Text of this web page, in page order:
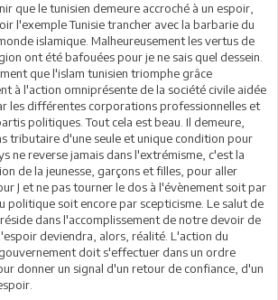
que le tunisien demeure accroché à un espoir,
l'exemple Tunisie trancher avec la barbarie du
islamique. Malheureusement les vertus de
ont été bafouées pour je ne sais quel dessein.
que l'islam tunisien triomphe grâce
à l'action omniprésente de la société civile aidée
les différentes corporations professionnelles et
politiques. Tout cela est beau. Il demeure,
tributaire d'une seule et unique condition pour
ne reverse jamais dans l'extrémisme, c'est la
de la jeunesse, garçons et filles, pour aller
J et ne pas tourner le dos à l'évènement soit par
politique soit encore par scepticisme. Le salut de
réside dans l'accomplissement de notre devoir de
deviendra, alors, réalité. L'action du
doit s'effectuer dans un ordre
donner un signal d'un retour de confiance, d'un